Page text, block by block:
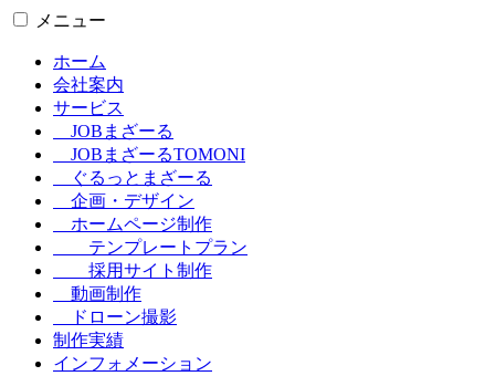
メニュー
ホーム
会社案内
サービス
JOBまざーる
JOBまざーるTOMONI
ぐるっとまざーる
企画・デザイン
ホームページ制作
テンプレートプラン
採用サイト制作
動画制作
ドローン撮影
制作実績
インフォメーション